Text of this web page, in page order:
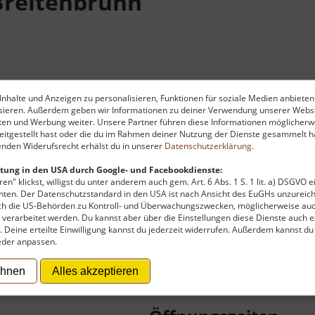
und Anzeigen zu personalisieren, Funktionen für soziale Medien
Außerdem geben wir Informationen zu deiner Verwendung unserer
und Werbung weiter. Unsere Partner führen diese Informationen
hast oder die du im Rahmen deiner Nutzung der Dienste gesammelt
Widerufsrecht erhälst du in unserer Datenschutzerklärung.
in den USA durch Google- und Facebookdienste:
klickst, willigst du unter anderem auch gem. Art. 6 Abs. 1 S. 1 lit. a) DSGVO
Der Datenschutzstandard in den USA ist nach Ansicht des EuGHs
die US-Behörden zu Kontroll- und Überwachungszwecken, möglicherweise
werden. Du kannst aber über die Einstellungen diese Dienste auch
erteilte Einwilligung kannst du jederzeit widerrufen. Außerdem kannst
anpassen.
Alles akzeptieren
der Erzgebirgler um das Jahr 1900 herum
Erzgebirgszweigverein Breitenbrunn e.V. und
eine Streuobstwiese kann hautnah erlebt werden.
finanzieren, wird hier Werbung eingeblendet.